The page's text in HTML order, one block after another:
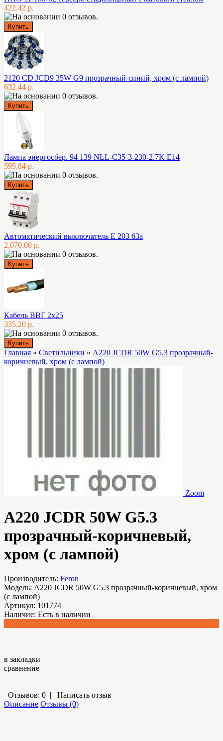
422.42 р.
2120 CD JCD9 35W G9 прозрачный-синий, хром (с лампой)
632.44 р.
Лампа энергосбер. 94 139 NLL-C35-3-230-2.7K E14
595.84 р.
Автоматический выключатель E 203 63а
2,070.00 р.
Кабель ВВГ 2х25
335.20 р.
Главная » Светильники » A220 JCDR 50W G5.3 прозрачный-
коричневый, хром (с лампой)
Zoom
A220 JCDR 50W G5.3
прозрачный-коричневый,
хром (с лампой)
Производитель: Feron
Модель: A220 JCDR 50W G5.3 прозрачный-коричневый, хром
(с лампой)
Артикул: 101774
Наличие: Есть в наличии
в закладки
сравнение
Отзывов: 0 | Написать отзыв
Описание Отзывы (0)